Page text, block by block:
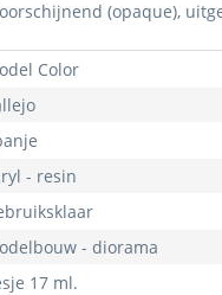
(opaque),
Color
- resin
- diorama
17 ml.